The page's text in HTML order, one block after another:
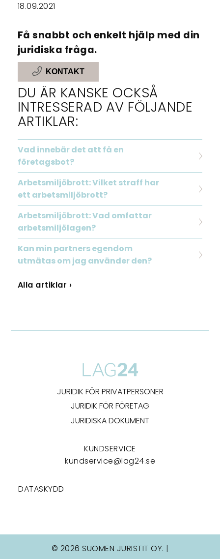
18.09.2021
Få snabbt och enkelt hjälp med din
juridiska fråga.
KONTAKT
DU ÄR KANSKE OCKSÅ
INTRESSERAD AV FÖLJANDE
ARTIKLAR:
Vad innebär det att få en
företagsbot?
Arbetsmiljöbrott: Vilket straff har
ett arbetsmiljöbrott?
Arbetsmiljöbrott: Vad omfattar
arbetsmiljölagen?
Kan min partners egendom
utmätas om jag använder den?
Alla artiklar ›
JURIDIK FÖR PRIVATPERSONER
JURIDIK FÖR FÖRETAG
JURIDISKA DOKUMENT
KUNDSERVICE
kundservice@lag24.se
DATASKYDD
© 2026 SUOMEN JURISTIT OY. |